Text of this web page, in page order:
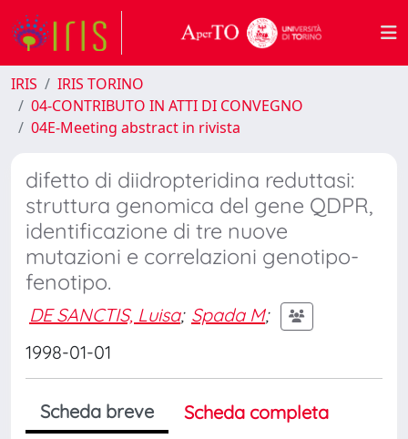
IRIS
IRIS TORINO
04-CONTRIBUTO IN ATTI DI CONVEGNO
04E-Meeting abstract in rivista
difetto di diidropteridina reduttasi:
struttura genomica del gene QDPR,
identificazione di tre nuove
mutazioni e correlazioni genotipo-
fenotipo.
DE SANCTIS, Luisa; Spada M;
1998-01-01
Scheda breve
Scheda completa